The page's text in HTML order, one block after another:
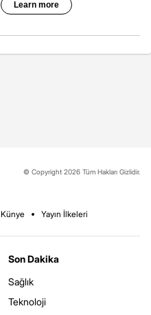
© Copyright 2026 Tüm Hakları Gizlidir.
Künye Yayın İlkeleri
Son Dakika
Sağlık
Teknoloji